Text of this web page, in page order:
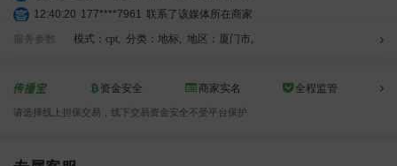
12:40:20 177****7961 联系了该媒体所在商家
04:12:36 181****8167
联系了该媒体所在商家
10:08:47
155****5272
联系了该媒体所在商家
04:09:07
服务参数 模式：cpt, 分类：地标, 地区：厦门市,
资金安全 商家实名 全程监管
请选择线上担保交易，线下交易资金安全不受平台保护